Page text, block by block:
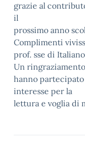
grazie al
il
prossimo anno
Complimenti
prof. sse di
Un
hanno
interesse per la
lettura e voglia di